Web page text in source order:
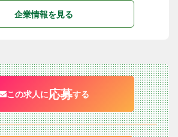
企業情報を見る
この求人に応募する